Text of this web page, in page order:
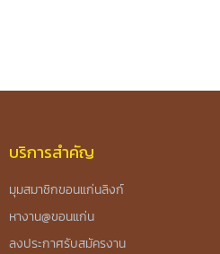
บริการสำคัญ
มุมสมาชิกขอนแก่นลิงก์
หางาน@ขอนแก่น
ลงประกาศรับสมัครงาน